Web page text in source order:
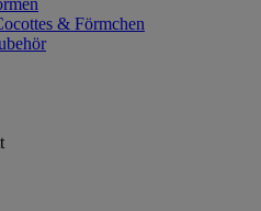
& Förmchen